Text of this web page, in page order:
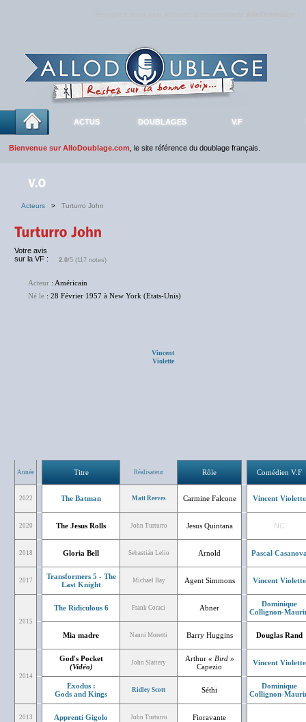
ACTUS DOUBLAGES V.F
Bienvenue sur AlloDoublage.com , le site référence du doublage français.
Acteurs > Turturro John
Votre avis
sur la VF :
2.0/5 (117 notes)
Acteur : Américain
Né le : 28 Février 1957 à New York (Etats-Unis)
Vincent
Violette
Année Titre Réalisateur Rôle Comédien V.F
2022 The Batman Matt Reeves Carmine Falcone Vincent Violette
2020 The Jesus Rolls John Turturro Jesus Quintana NC
2018 Gloria Bell Sebastián Lelio Arnold Pascal
2017
Transformers 5 - The
Last Knight
Michael Bay Agent Simmons Vincent Violette
2015
The Ridiculous 6 Frank Coraci Abner
Dominique
Collignon-
Mia madre Nanni Moretti Barry Huggins Douglas Rand
2014
God's Pocket
(Vidéo)
John Slattery Arthur « Bird »
Capezio
Vincent Violette
Exodus :
Gods and Kings
Ridley Scott Séthi
Dominique
Collignon-
2013 Apprenti Gigolo John Turturro
Fioravante